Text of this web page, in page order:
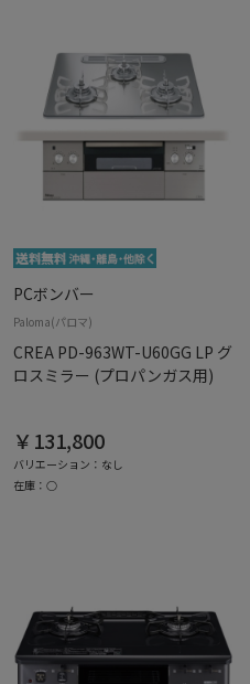
PCボンバー
Paloma(パロマ)
CREA PD-963WT-U60GG LP グ
ロスミラー (プロパンガス用)
￥131,800
バリエーション：なし
在庫：○